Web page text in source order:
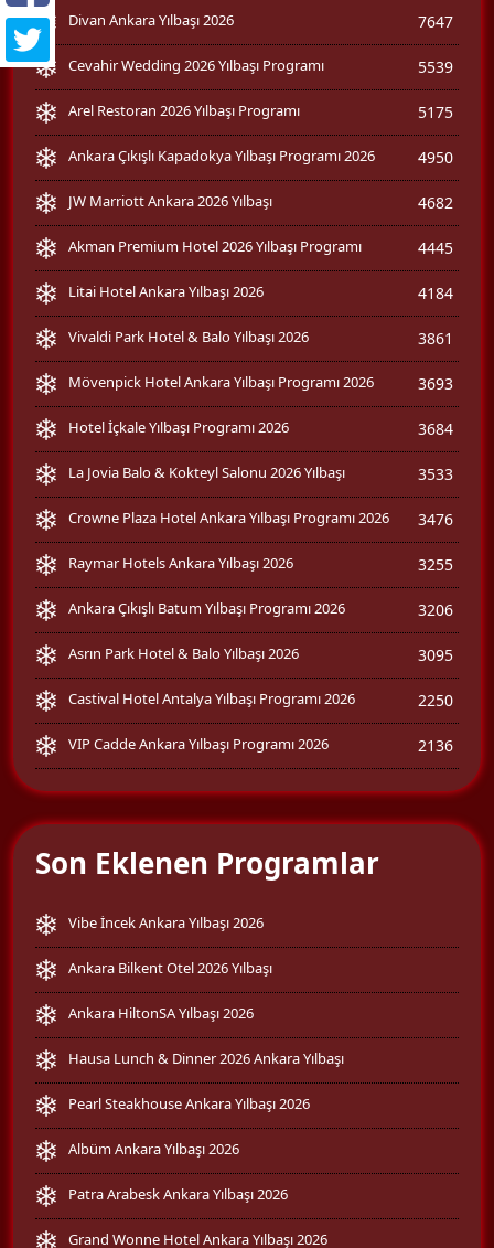
Divan Ankara Yılbaşı 2026 7647
Cevahir Wedding 2026 Yılbaşı Programı 5539
Arel Restoran 2026 Yılbaşı Programı 5175
Ankara Çıkışlı Kapadokya Yılbaşı Programı 2026 4950
JW Marriott Ankara 2026 Yılbaşı 4682
Akman Premium Hotel 2026 Yılbaşı Programı 4445
Litai Hotel Ankara Yılbaşı 2026 4184
Vivaldi Park Hotel & Balo Yılbaşı 2026 3861
Mövenpick Hotel Ankara Yılbaşı Programı 2026 3693
Hotel İçkale Yılbaşı Programı 2026 3684
La Jovia Balo & Kokteyl Salonu 2026 Yılbaşı 3533
Crowne Plaza Hotel Ankara Yılbaşı Programı 2026 3476
Raymar Hotels Ankara Yılbaşı 2026 3255
Ankara Çıkışlı Batum Yılbaşı Programı 2026 3206
Asrın Park Hotel & Balo Yılbaşı 2026 3095
Castival Hotel Antalya Yılbaşı Programı 2026 2250
VIP Cadde Ankara Yılbaşı Programı 2026 2136
Son Eklenen Programlar
Vibe İncek Ankara Yılbaşı 2026
Ankara Bilkent Otel 2026 Yılbaşı
Ankara HiltonSA Yılbaşı 2026
Hausa Lunch & Dinner 2026 Ankara Yılbaşı
Pearl Steakhouse Ankara Yılbaşı 2026
Albüm Ankara Yılbaşı 2026
Patra Arabesk Ankara Yılbaşı 2026
Grand Wonne Hotel Ankara Yılbaşı 2026